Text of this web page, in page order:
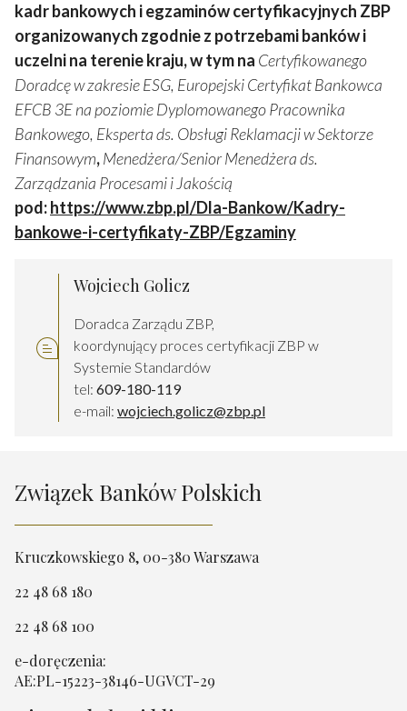
kadr bankowych i egzaminów certyfikacyjnych ZBP
organizowanych zgodnie z potrzebami banków i
uczelni na terenie kraju, w tym na Certyfikowanego
Doradcę w zakresie ESG, Europejski Certyfikat Bankowca
EFCB 3E na poziomie Dyplomowanego Pracownika
Bankowego, Eksperta ds. Obsługi Reklamacji w Sektorze
Finansowym,Menedżera/Senior Menedżera ds.
Zarządzania Procesami i Jakością
pod:https://www.zbp.pl/Dla-Bankow/Kadry-
bankowe-i-certyfikaty-ZBP/Egzaminy
Wojciech Golicz
Doradca Zarządu ZBP,
koordynujący proces certyfikacji ZBP w
Systemie Standardów
tel: 609-180-119
e-mail: wojciech.golicz@zbp.pl
Związek Banków Polskich
Kruczkowskiego 8, 00-380 Warszawa
22 48 68 180
22 48 68 100
e-doręczenia:
AE:PL-15223-38146-UGVCT-29